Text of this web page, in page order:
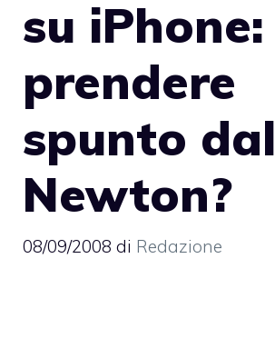
su iPhone:
prendere
spunto dal
Newton?
08/09/2008 di Redazione